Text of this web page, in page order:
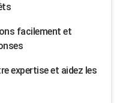
facilement et
expertise et aidez les